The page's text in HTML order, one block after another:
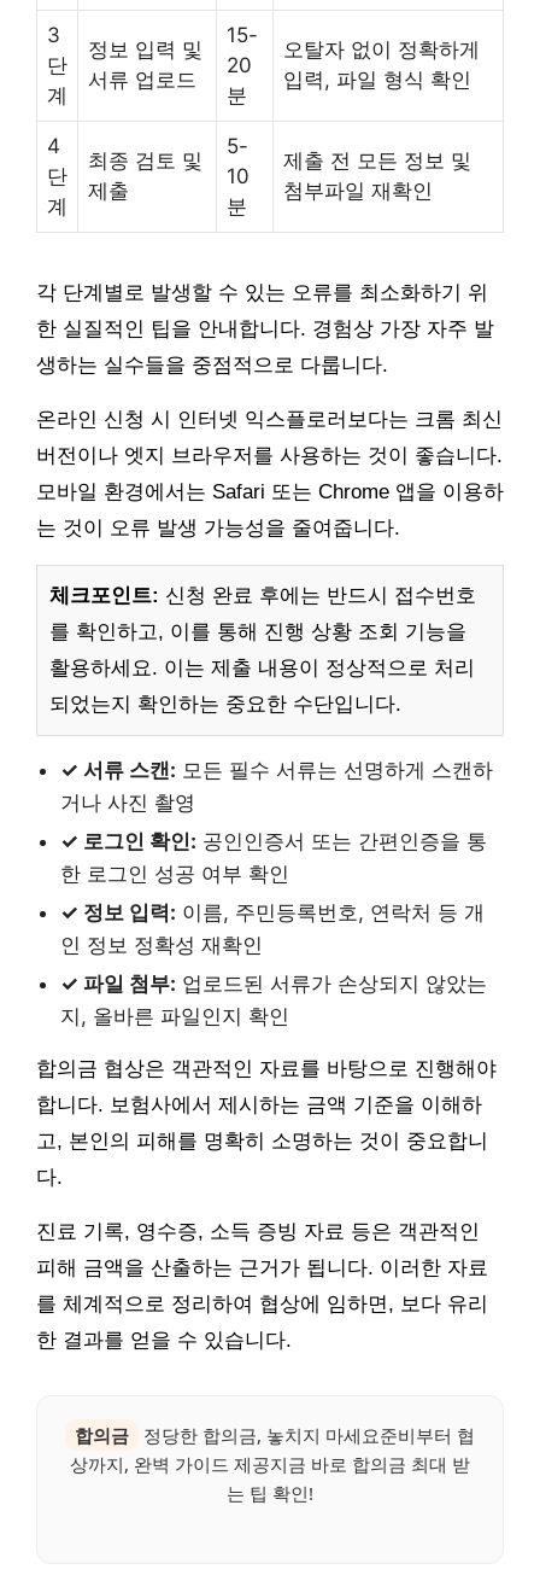
3
단
계
정보 입력 및
서류 업로드
15-
20
분
오탈자 없이 정확하게
입력, 파일 형식 확인
4
단
계
최종 검토 및
제출
5-
10
분
제출 전 모든 정보 및
첨부파일 재확인
각 단계별로 발생할 수 있는 오류를 최소화하기 위
한 실질적인 팁을 안내합니다. 경험상 가장 자주 발
생하는 실수들을 중점적으로 다룹니다.
온라인 신청 시 인터넷 익스플로러보다는 크롬 최신
버전이나 엣지 브라우저를 사용하는 것이 좋습니다.
모바일 환경에서는 Safari 또는 Chrome 앱을 이용하
는 것이 오류 발생 가능성을 줄여줍니다.
체크포인트: 신청 완료 후에는 반드시 접수번호
를 확인하고, 이를 통해 진행 상황 조회 기능을
활용하세요. 이는 제출 내용이 정상적으로 처리
되었는지 확인하는 중요한 수단입니다.
✓ 서류 스캔: 모든 필수 서류는 선명하게 스캔하
거나 사진 촬영
✓ 로그인 확인: 공인인증서 또는 간편인증을 통
한 로그인 성공 여부 확인
✓ 정보 입력: 이름, 주민등록번호, 연락처 등 개
인 정보 정확성 재확인
✓ 파일 첨부: 업로드된 서류가 손상되지 않았는
지, 올바른 파일인지 확인
합의금 협상은 객관적인 자료를 바탕으로 진행해야
합니다. 보험사에서 제시하는 금액 기준을 이해하
고, 본인의 피해를 명확히 소명하는 것이 중요합니
다.
진료 기록, 영수증, 소득 증빙 자료 등은 객관적인
피해 금액을 산출하는 근거가 됩니다. 이러한 자료
를 체계적으로 정리하여 협상에 임하면, 보다 유리
한 결과를 얻을 수 있습니다.
합의금
정당한 합의금, 놓치지 마세요준비부터 협
상까지, 완벽 가이드 제공지금 바로 합의금 최대 받
는 팁 확인!